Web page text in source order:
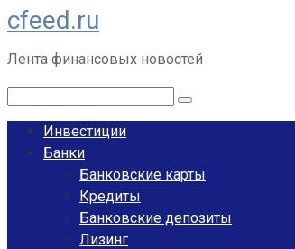
Перейти
к
контенту
cfeed.ru
Лента финансовых новостей
Инвестиции
Банки
Банковские карты
Кредиты
Банковские депозиты
Лизинг